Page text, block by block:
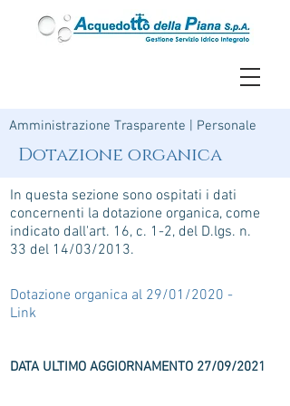
Amministrazione Trasparente Personale
Dotazione organica
In questa sezione sono ospitati i dati
concernenti la dotazione organica, come
indicato dall'art. 16, c. 1-2, del D.lgs. n.
33 del 14/03/2013.
Dotazione organica al 29/01/2020 -
Link
DATA ULTIMO AGGIORNAMENTO 27/09/2021